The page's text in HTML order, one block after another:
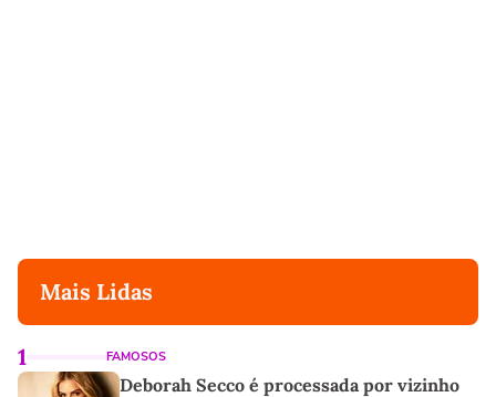
Mais Lidas
1 FAMOSOS
Deborah Secco é processada por vizinho